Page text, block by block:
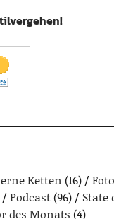
Ketten (16) Foto
Podcast(96)
State
des Monats (4)